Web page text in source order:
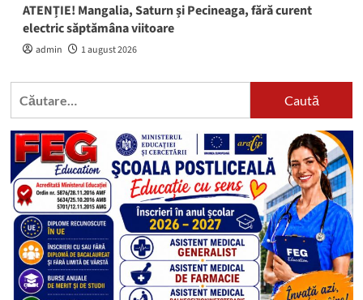
ATENȚIE! Mangalia, Saturn și Pecineaga, fără curent
electric săptămâna viitoare
admin 1 august 2026
Caută